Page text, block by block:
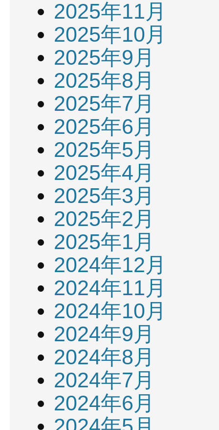
2025年11月
2025年10月
2025年9月
2025年8月
2025年7月
2025年6月
2025年5月
2025年4月
2025年3月
2025年2月
2025年1月
2024年12月
2024年11月
2024年10月
2024年9月
2024年8月
2024年7月
2024年6月